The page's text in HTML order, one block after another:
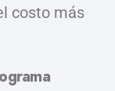
costo más